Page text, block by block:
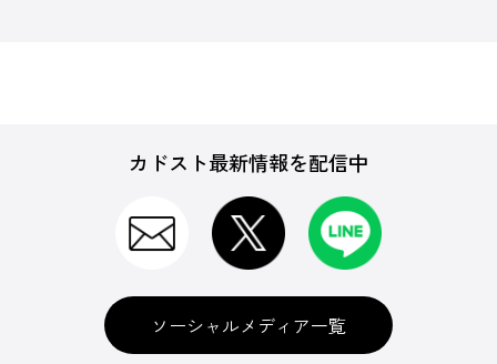
カドスト最新情報を配信中
ソーシャルメディア一覧